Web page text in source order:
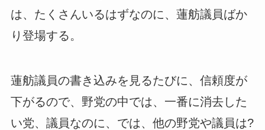
は、たくさんいるはずなのに、蓮舫議員ばか
り登場する。
蓮舫議員の書き込みを見るたびに、信頼度が
下がるので、野党の中では、一番に消去した
い党、議員なのに、では、他の野党や議員は?